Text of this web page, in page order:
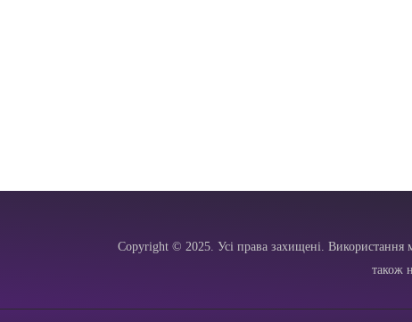
Copyright © 2025. Усі права захищені. Використання
також